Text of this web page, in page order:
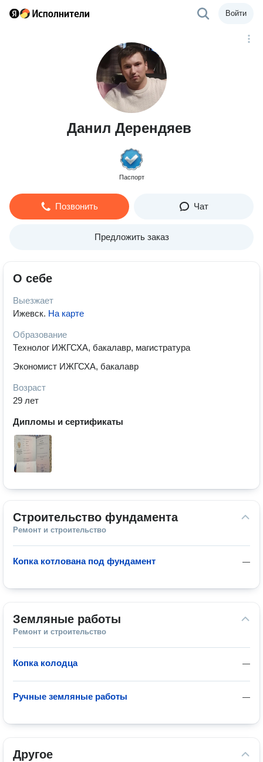
Войти
Данил Дерендяев
Паспорт
Позвонить Чат
Предложить заказ
О себе
Выезжает
Ижевск. На карте
Образование
Технолог ИЖГСХА, бакалавр, магистратура
Экономист ИЖГСХА, бакалавр
Возраст
29 лет
Дипломы и сертификаты
Строительство фундамента
Ремонт и строительство
—
Копка котлована под фундамент
Земляные работы
Ремонт и строительство
—
Копка колодца
—
Ручные земляные работы
Другое